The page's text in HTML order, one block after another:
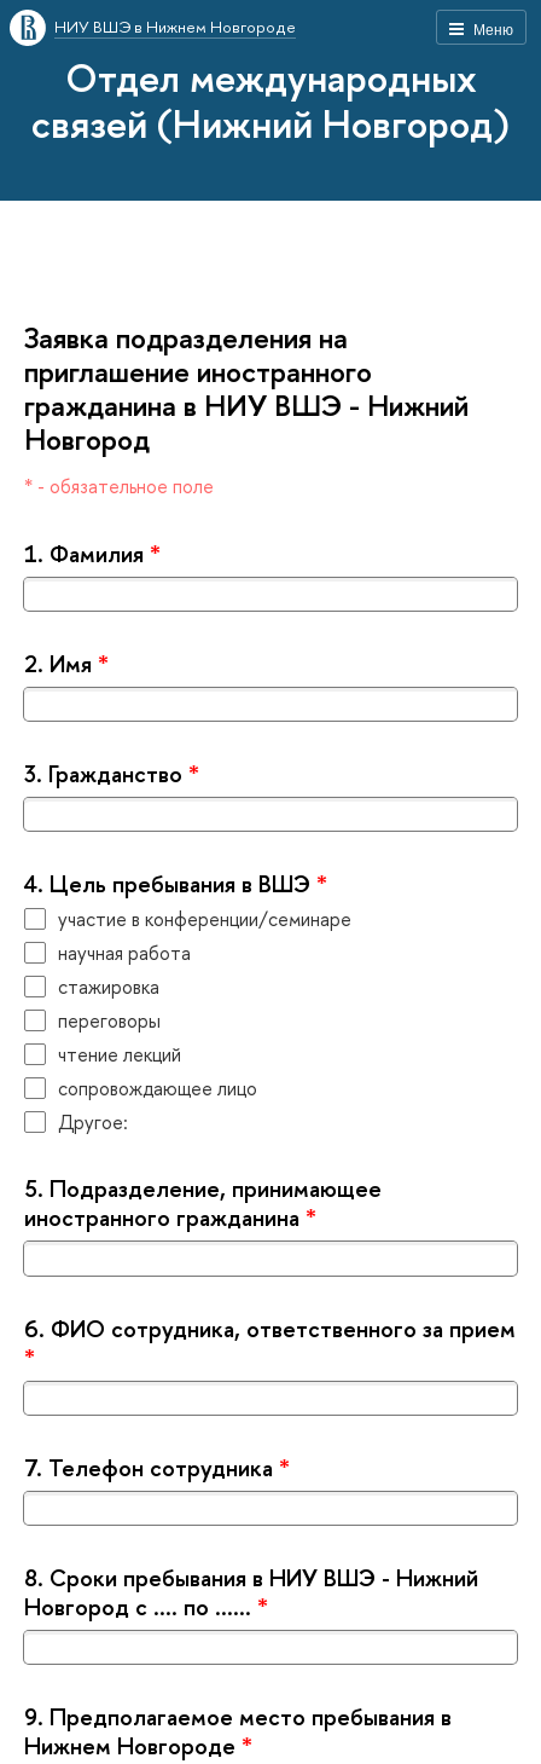
Меню
НИУ ВШЭ в Нижнем Новгороде
Отдел международных
связей (Нижний Новгород)
Заявка подразделения на
приглашение иностранного
ражданина в НИУ ВШЭ - Нижний
Новгород
* - обязательное поле
1. Фамилия *
2. Имя *
3. Гражданство *
4. Цель пребывания в ВШЭ *
участие в конференции/семинаре
научная работа
стажировка
переговоры
чтение лекций
сопровождающее лицо
Другое:
5. Подразделение, принимающее
иностранного гражданина *
6. ФИО сотрудника, ответственного за прием
*
7. Телефон сотрудника *
8. Сроки пребывания в НИУ ВШЭ - Нижний
Новгород с …. по *
9. Предполагаемое место пребывания
Нижнем Новгороде *